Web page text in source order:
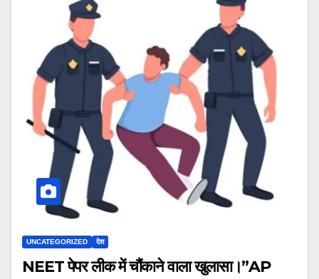
UNCATEGORIZED देश
NEET पेपर लीक में चौंकाने वाला खुलासा।”AP